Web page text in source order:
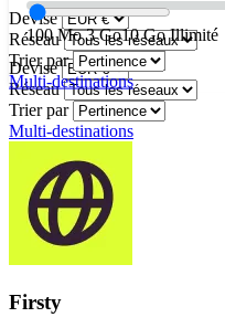
Devise
Réseau
Trier par
Multi-destinations
100 Mo 3 Go10 Go Illimité
Devise
Réseau
Trier par
Multi-destinations
Firsty